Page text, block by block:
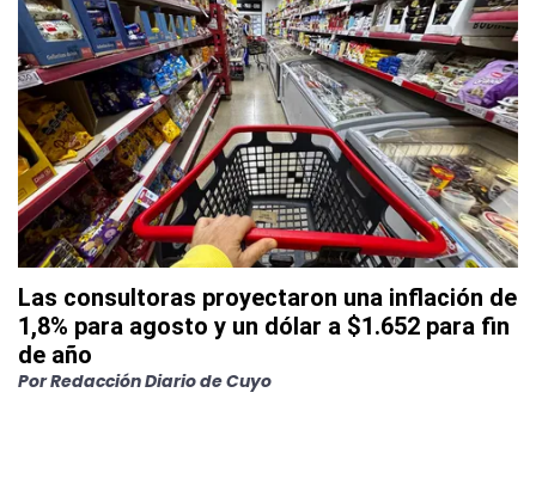
Las consultoras proyectaron una inflación de
1,8% para agosto y un dólar a $1.652 para fin
de año
PorRedacción Diario de Cuyo